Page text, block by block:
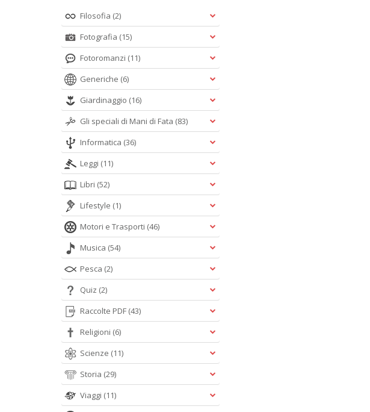
Filosofia (2)
Fotografia (15)
Fotoromanzi (11)
Generiche (6)
Giardinaggio (16)
Gli speciali di Mani di Fata (83)
Informatica (36)
Leggi (11)
Libri (52)
Lifestyle (1)
Motori e Trasporti (46)
Musica (54)
Pesca (2)
Quiz (2)
Raccolte PDF (43)
Religioni (6)
Scienze (11)
Storia (29)
Viaggi (11)